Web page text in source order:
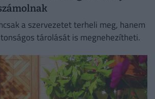
a szervezetet terheli meg, hanem
tárolását is megnehezítheti.